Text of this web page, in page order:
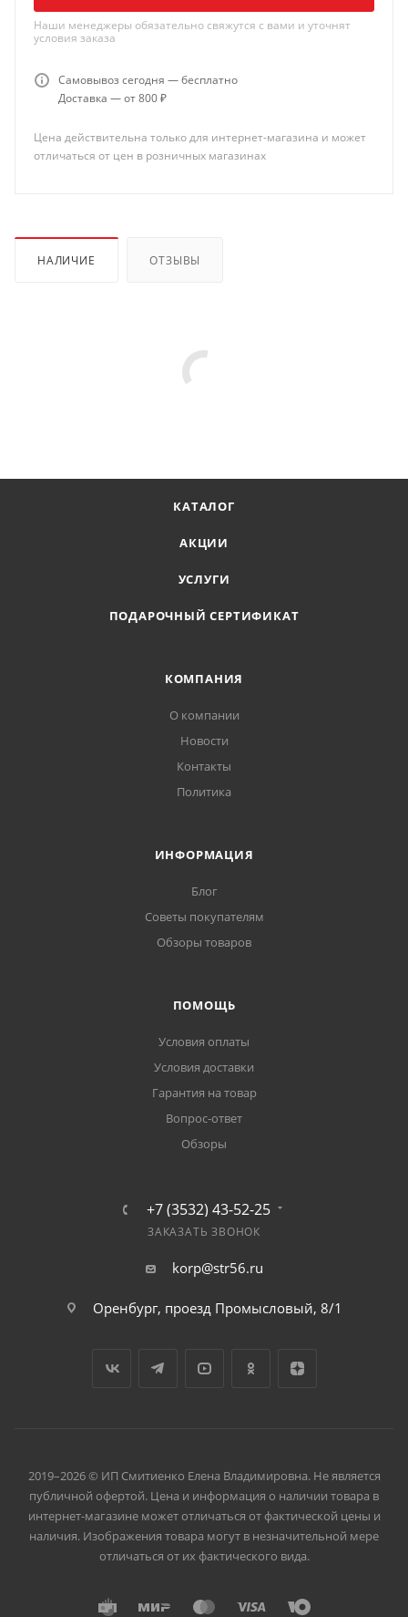
Наши менеджеры обязательно свяжутся с вами и уточнят
условия заказа
Самовывоз сегодня — бесплатно
Доставка — от 800 ₽
Цена действительна только для интернет-магазина и может
отличаться от цен в розничных магазинах
НАЛИЧИЕ ОТЗЫВЫ
КАТАЛОГ
АКЦИИ
УСЛУГИ
ПОДАРОЧНЫЙ СЕРТИФИКАТ
КОМПАНИЯ
О компании
Новости
Контакты
Политика
ИНФОРМАЦИЯ
Блог
Советы покупателям
Обзоры товаров
ПОМОЩЬ
Условия оплаты
Условия доставки
Гарантия на товар
Вопрос-ответ
Обзоры
+7 (3532) 43-52-25
ЗАКАЗАТЬ ЗВОНОК
korp@str56.ru
Оренбург, проезд Промысловый, 8/1
2019–2026 © ИП Смитиенко Елена Владимировна. Не является
публичной офертой. Цена и информация о наличии товара в
интернет-магазине может отличаться от фактической цены и
наличия. Изображения товара могут в незначительной мере
отличаться от их фактического вида.